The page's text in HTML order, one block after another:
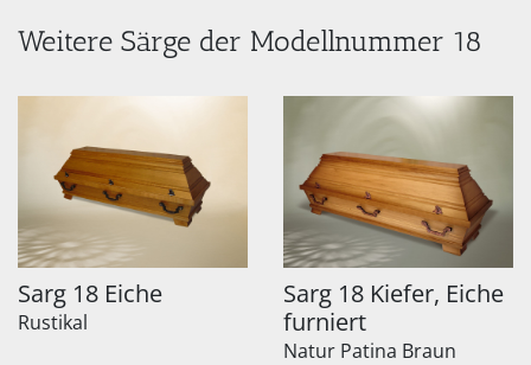
Weitere Särge der Modellnummer 18
Sarg 18 Eiche
Rustikal
Sarg 18 Kiefer, Eiche
furniert
Natur Patina Braun